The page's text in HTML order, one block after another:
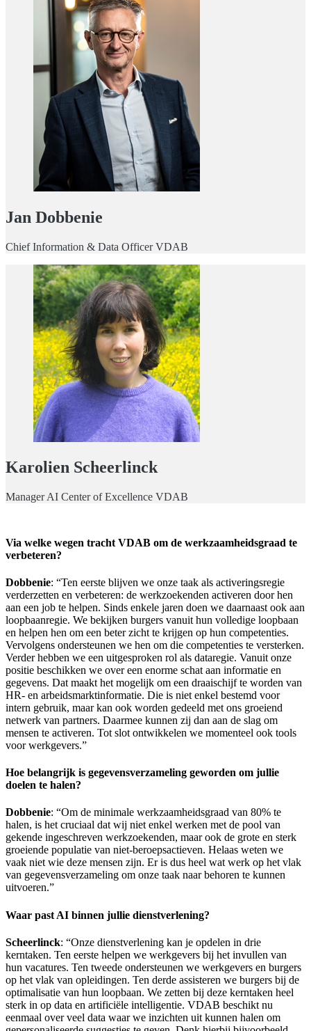
Jan Dobbenie
Chief Information & Data Officer VDAB
Karolien Scheerlinck
Manager AI Center of Excellence VDAB
Via welke wegen tracht VDAB om de werkzaamheidsgraad te
verbeteren?
Dobbenie: “Ten eerste blijven we onze taak als activeringsregie
verderzetten en verbeteren: de werkzoekenden activeren door hen
aan een job te helpen. Sinds enkele jaren doen we daarnaast ook aan
loopbaanregie. We bekijken burgers vanuit hun volledige loopbaan
en helpen hen om een beter zicht te krijgen op hun competenties.
Vervolgens ondersteunen we hen om die competenties te versterken.
Verder hebben we een uitgesproken rol als dataregie. Vanuit onze
positie beschikken we over een enorme schat aan informatie en
gegevens. Dat maakt het mogelijk om een draaischijf te worden van
HR- en arbeidsmarktinformatie. Die is niet enkel bestemd voor
intern gebruik, maar kan ook worden gedeeld met ons groeiend
netwerk van partners. Daarmee kunnen zij dan aan de slag om
mensen te activeren. Tot slot ontwikkelen we momenteel ook tools
voor werkgevers.”
Hoe belangrijk is gegevensverzameling geworden om jullie
doelen te halen?
Dobbenie: “Om de minimale werkzaamheidsgraad van 80% te
halen, is het cruciaal dat wij niet enkel werken met de pool van
gekende ingeschreven werkzoekenden, maar ook de grote en sterk
groeiende populatie van niet-beroepsactieven. Helaas weten we
vaak niet wie deze mensen zijn. Er is dus heel wat werk op het vlak
van gegevensverzameling om onze taak naar behoren te kunnen
uitvoeren.”
Waar past AI binnen jullie dienstverlening?
Scheerlinck: “Onze dienstverlening kan je opdelen in drie
kerntaken. Ten eerste helpen we werkgevers bij het invullen van
hun vacatures. Ten tweede ondersteunen we werkgevers en burgers
op het vlak van opleidingen. Ten derde assisteren we burgers bij de
optimalisatie van hun loopbaan. We zetten bij deze kerntaken heel
sterk in op data en artificiële intelligentie. VDAB beschikt nu
eenmaal over veel data waar we inzichten uit kunnen halen om